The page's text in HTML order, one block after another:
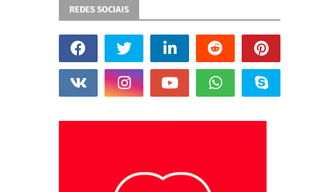
REDES SOCIAIS